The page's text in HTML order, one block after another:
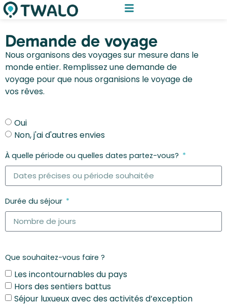
Demande de voyage
Nous organisons des voyages sur mesure dans le
monde entier. Remplissez une demande de
voyage pour que nous organisions le voyage de
vos rêves.
Oui
Non, j'ai d'autres envies
À quelle période ou quelles dates partez-vous?
Durée du séjour
Que souhaitez-vous faire ?
Les incontournables du pays
Hors des sentiers battus
Séjour luxueux avec des activités d’exception